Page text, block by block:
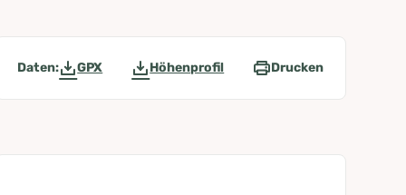
Daten: GPX Höhenprofil Drucken